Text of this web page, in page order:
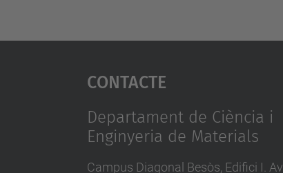
Contacte
Departament de Ciència i
Enginyeria de Materials
Campus Diagonal Besòs, Edifici I. Av.